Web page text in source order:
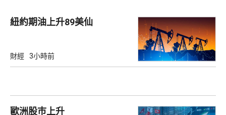
紐約期油上升89美仙
財經 3小時前
歐洲股巿上升